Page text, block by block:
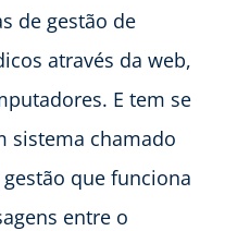
de gestão de
através da web,
E tem se
sistema chamado
que funciona
entre o